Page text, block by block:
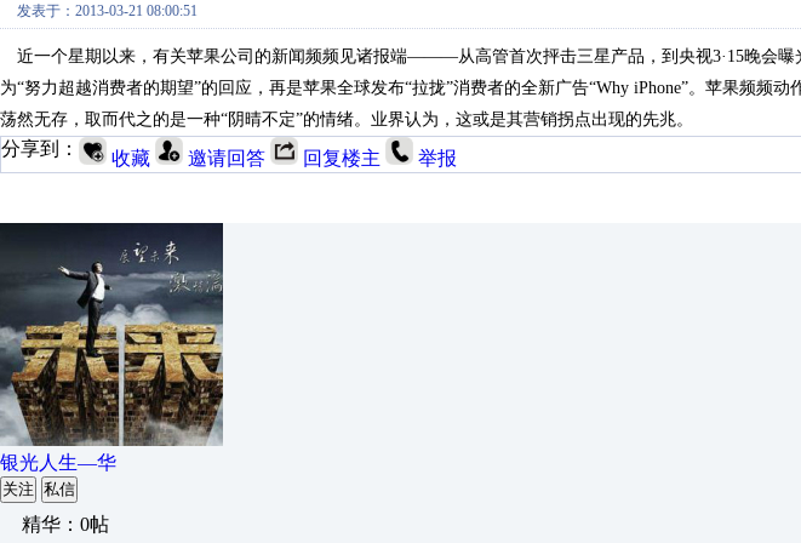
发表于：2013-03-21 08:00:51
近一个星期以来，有关苹果公司的新闻频频见诸报端———从高管首次抨击三星产品，到央视3·15晚会曝
为“努力超越消费者的期望”的回应，再是苹果全球发布“拉拢”消费者的全新广告“Why iPhone”。苹果频频
荡然无存，取而代之的是一种“阴晴不定”的情绪。业界认为，这或是其营销拐点出现的先兆。
分享到： 收藏 邀请回答 回复楼主 举报
银光人生—华
关注 私信
精华：0帖